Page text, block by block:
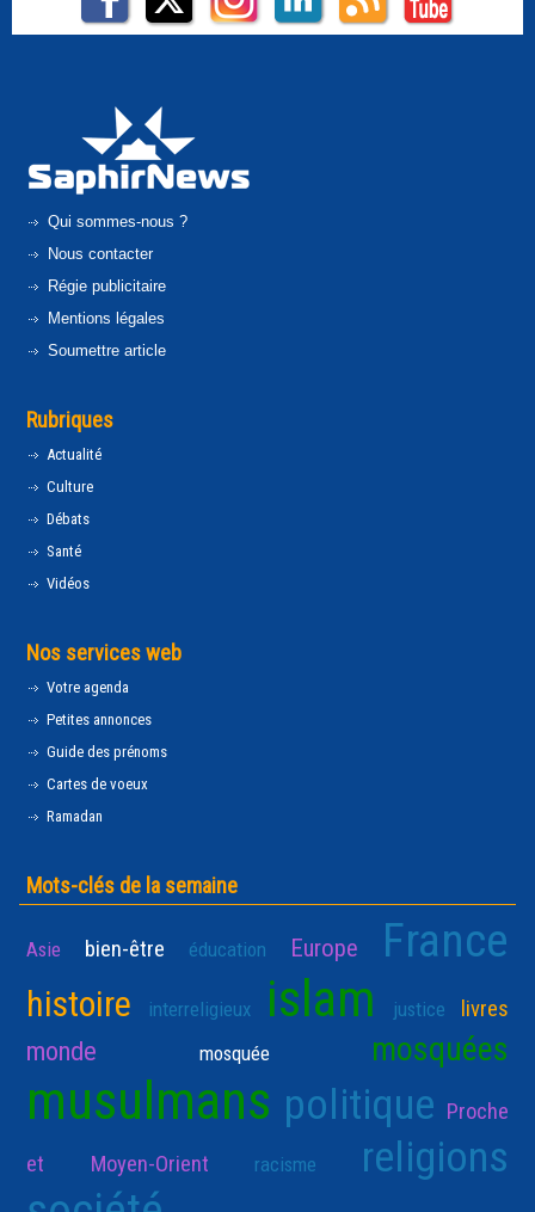
Qui sommes-nous ?
Nous contacter
Régie publicitaire
Mentions légales
Soumettre article
Rubriques
Actualité
Culture
Débats
Santé
Vidéos
Nos services web
Votre agenda
Petites annonces
Guide des prénoms
Cartes de voeux
Ramadan
Mots-clés de la semaine
Asie bien-être éducation Europe France
histoire interreligieux islam justice livres
monde mosquée mosquées
musulmans politique Proche
et Moyen-Orient
racisme religions